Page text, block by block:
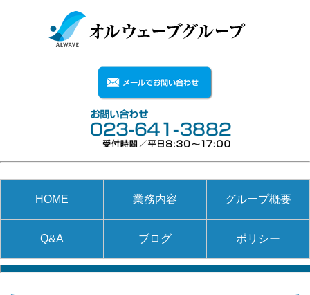
HOME 業務内容 グループ概要
Q&A ブログ ポリシー